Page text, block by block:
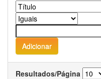
Resultados/Página